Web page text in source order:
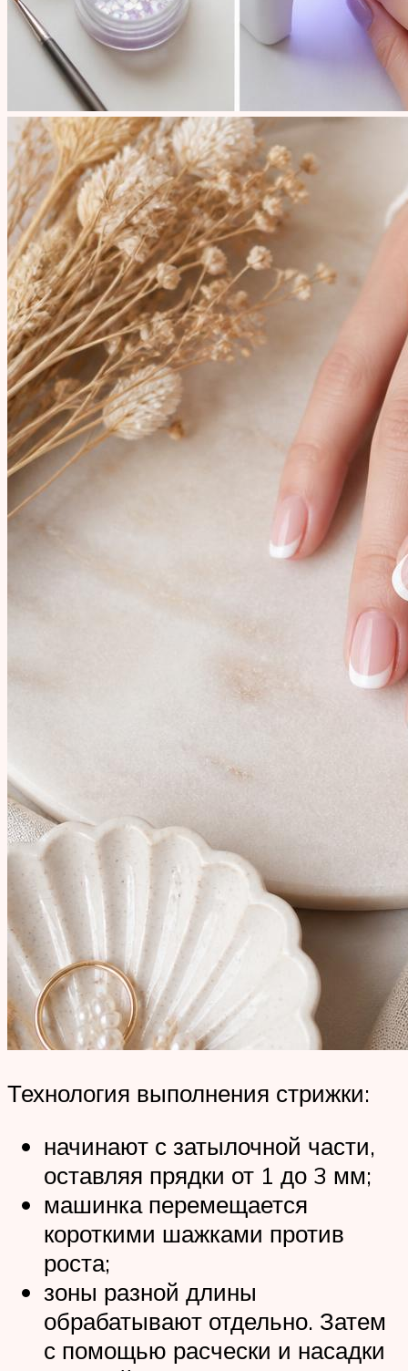
Технология выполнения стрижки:
начинают с затылочной части,
оставляя прядки от 1 до 3 мм;
машинка перемещается
короткими шажками против
роста;
зоны разной длины
обрабатывают отдельно. Затем
с помощью расчески и насадки